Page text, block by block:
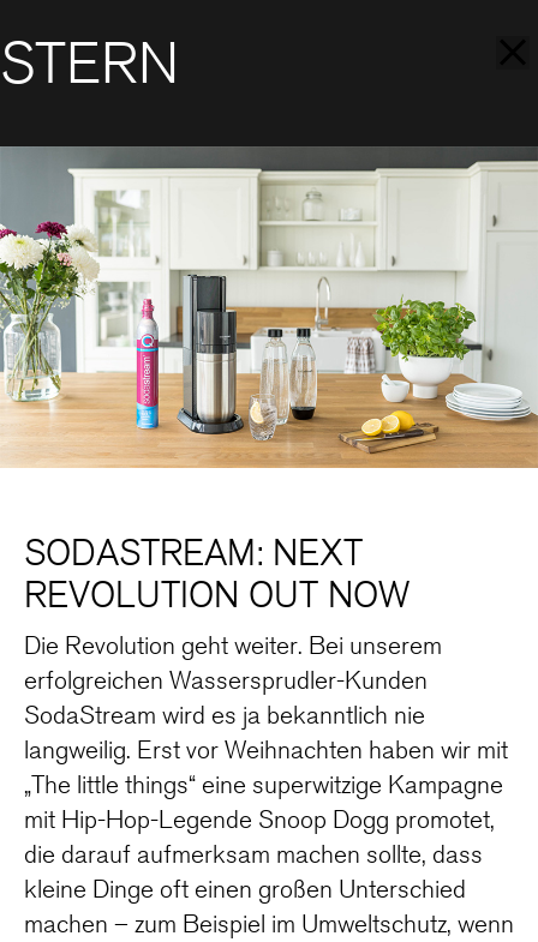
STERN
SODASTREAM: NEXT
REVOLUTION OUT NOW
Die Revolution geht weiter. Bei unserem
erfolgreichen Wassersprudler-Kunden
SodaStream wird es ja bekanntlich nie
langweilig. Erst vor Weihnachten haben wir mit
„The little things“ eine superwitzige Kampagne
mit Hip-Hop-Legende Snoop Dogg promotet,
die darauf aufmerksam machen sollte, dass
kleine Dinge oft einen großen Unterschied
machen – zum Beispiel im Umweltschutz, wenn